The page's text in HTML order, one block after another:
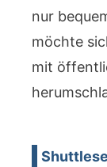
nur
möchte
mit